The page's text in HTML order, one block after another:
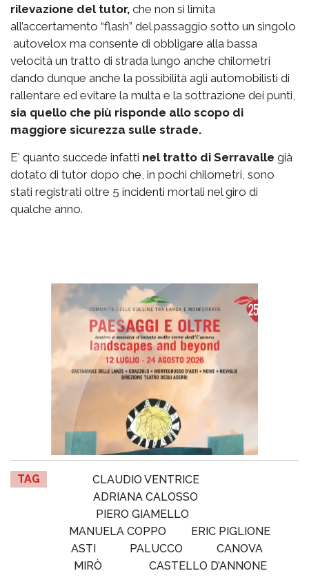
rilevazione del tutor, che non si limita
all’accertamento “flash” del passaggio sotto un singolo
autovelox ma consente di obbligare alla bassa
velocità un tratto di strada lungo anche chilometri
dando dunque anche la possibilità agli automobilisti di
rallentare ed evitare la multa e la sottrazione dei punti,
sia quello che più risponde allo scopo di
maggiore sicurezza sulle strade.
E' quanto succede infatti nel tratto di Serravalle già
dotato di tutor dopo che, in pochi chilometri, sono
stati registrati oltre 5 incidenti mortali nel giro di
qualche anno.
TAG
CLAUDIO VENTRICE
ADRIANA CALOSSO
PIERO GIAMELLO
MANUELA COPPO
ERIC PIGLIONE
ASTI
PALUCCO
CANOVA
MIRÒ
CASTELLO D’ANNONE